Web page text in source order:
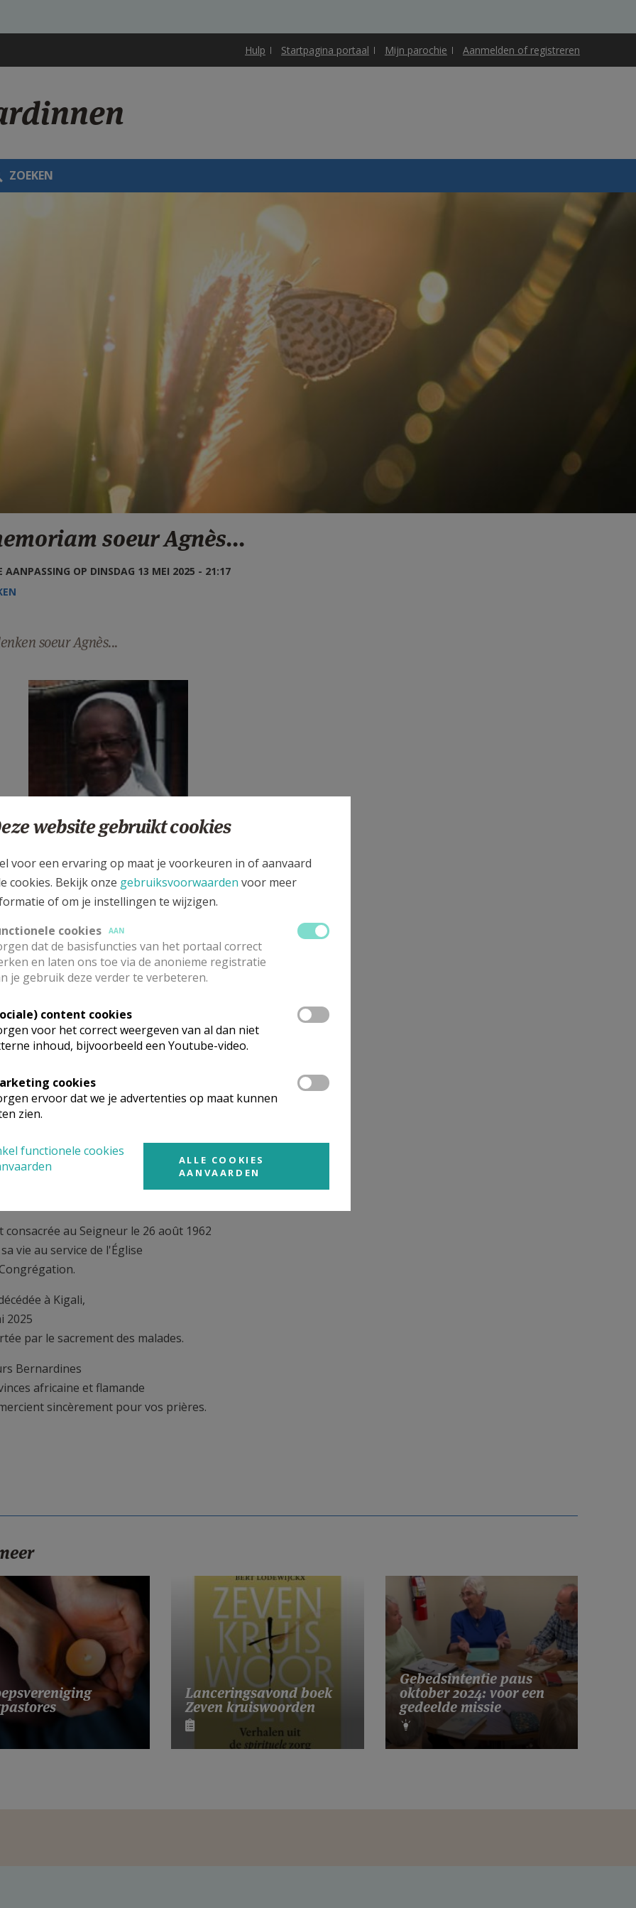
Hulp Startpagina portaal Mijn parochie Aanmelden of registreren
ZOEKEN
soeur Agnès...
AANPASSING OP DINSDAG 13 MEI 2025 - 21:17
soeur Agnès...
congregatie.jpg
confiance
Mukagashumba
Bernardines - Cisterciennes
au Rwanda
1938.
consacrée au Seigneur le 26 août 1962
vie au service de l'Église
à Kigali,
2025
par le sacrement des malades.
Bernardines
africaine et flamande
sincèrement pour vos prières.
Lanceringsavond boek
Zeven kruiswoorden
Gebedsintentie paus
oktober 2024: voor een
gedeelde missie
website gebruikt cookies
voor een ervaring op maat je voorkeuren in of aanvaard
cookies. Bekijk onze gebruiksvoorwaarden voor meer
of om je instellingen te wijzigen.
cookies
AAN
dat de basisfuncties van het portaal correct
en laten ons toe via de anonieme registratie
je gebruik deze verder te verbeteren.
content cookies
voor het correct weergeven van al dan niet
inhoud, bijvoorbeeld een Youtube-video.
cookies
ervoor dat we je advertenties op maat kunnen
zien.
functionele cookies
ALLE COOKIES
AANVAARDEN